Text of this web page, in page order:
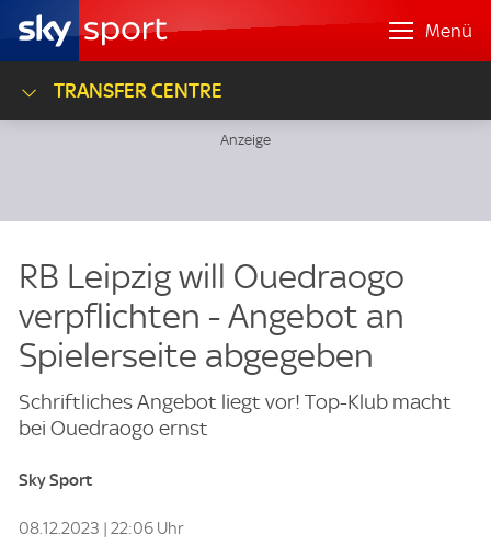
Menü
TRANSFER CENTRE
RB Leipzig will Ouedraogo
verpflichten - Angebot an
Spielerseite abgegeben
Schriftliches Angebot liegt vor! Top-Klub macht
bei Ouedraogo ernst
Sky Sport
08.12.2023 | 22:06 Uhr